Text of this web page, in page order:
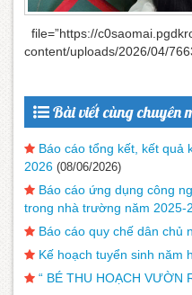
file=”https://
content/uploads/2026/04/
Bài viết cùng chuyên
Báo cáo tổng kết, kết quả
2026 (08/06/2026)
Báo cáo ứng dụng công
trong nhà trường năm 2025-
Báo cáo quy chế dân chủ
Kế hoạch tuyển sinh năm
“ BÉ THU HOẠCH VƯỜN